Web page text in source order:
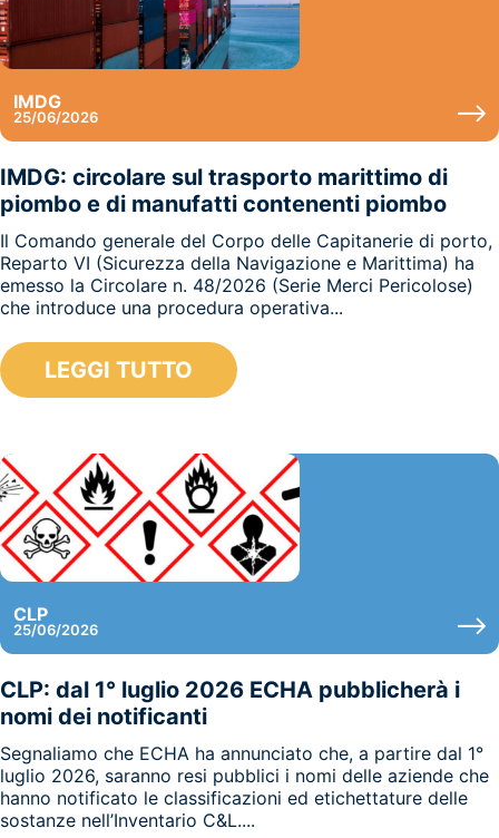
IMDG
25/06/2026
IMDG: circolare sul trasporto marittimo di
piombo e di manufatti contenenti piombo
Il Comando generale del Corpo delle Capitanerie di porto,
Reparto VI (Sicurezza della Navigazione e Marittima) ha
emesso la Circolare n. 48/2026 (Serie Merci Pericolose)
che introduce una procedura operativa...
LEGGI TUTTO
CLP
25/06/2026
CLP: dal 1° luglio 2026 ECHA pubblicherà i
nomi dei notificanti
Segnaliamo che ECHA ha annunciato che, a partire dal 1°
luglio 2026, saranno resi pubblici i nomi delle aziende che
hanno notificato le classificazioni ed etichettature delle
sostanze nell’Inventario C&L....